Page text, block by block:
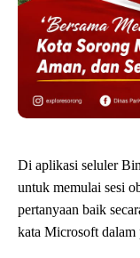
Di aplikasi seluler
untuk memulai sesi
pertanyaan baik
kata Microsoft dalam